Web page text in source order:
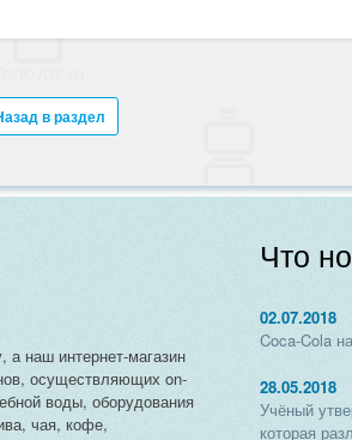
в раздел
наш интернет-магазин
осуществляющих on-
воды, оборудования
чая, кофе,
Что
02.07.2018
Coca-Cola
28.05.2018
Учёный
которая